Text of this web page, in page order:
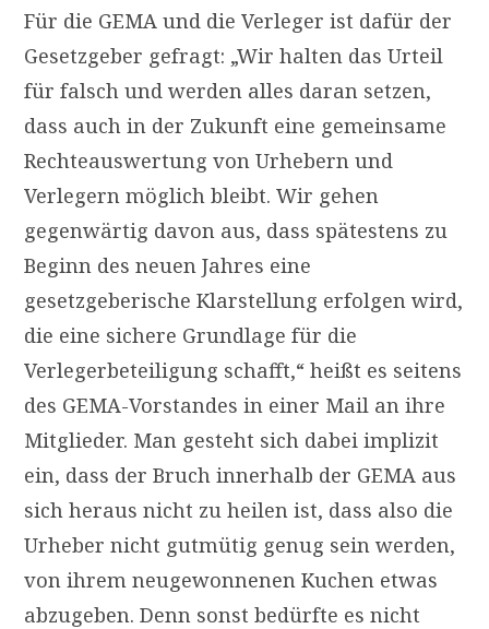
Für die GEMA und die Verleger ist dafür der
Gesetzgeber gefragt: „Wir halten das Urteil
für falsch und werden alles daran setzen,
dass auch in der Zukunft eine gemeinsame
Rechteauswertung von Urhebern und
Verlegern möglich bleibt. Wir gehen
gegenwärtig davon aus, dass spätestens zu
Beginn des neuen Jahres eine
gesetzgeberische Klarstellung erfolgen wird,
die eine sichere Grundlage für die
Verlegerbeteiligung schafft,“ heißt es seitens
des GEMA-Vorstandes in einer Mail an ihre
Mitglieder. Man gesteht sich dabei implizit
ein, dass der Bruch innerhalb der GEMA aus
sich heraus nicht zu heilen ist, dass also die
Urheber nicht gutmütig genug sein werden,
von ihrem neugewonnenen Kuchen etwas
abzugeben. Denn sonst bedürfte es nicht